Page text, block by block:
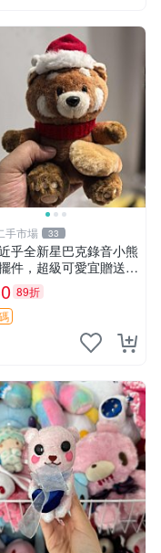
手市場 33
乎全新星巴克錄音小熊
件，超級可愛宜贈送掛
音小熊 毛絨擺件 贈品
89折